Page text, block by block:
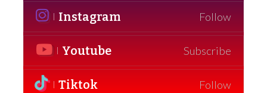
Instagram Follow
Youtube Subscribe
Tiktok Follow